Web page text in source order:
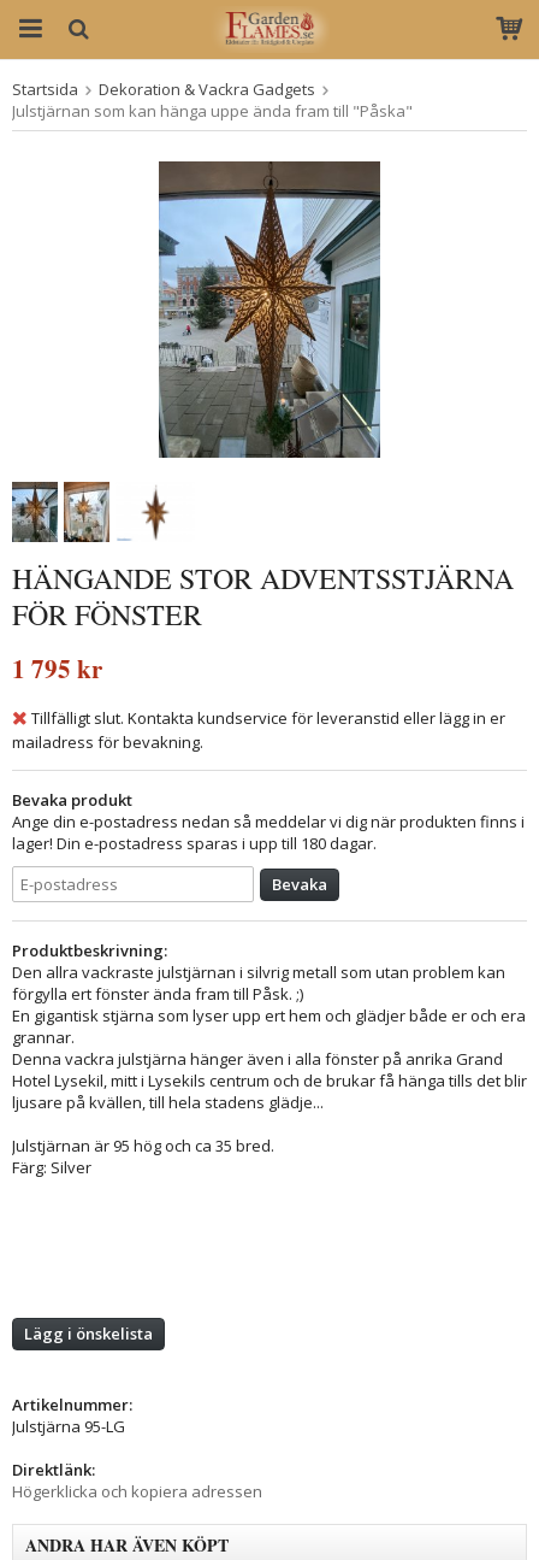
Produkten har blivit tillagd i varukorgen
Startsida
Dekoration & Vackra Gadgets
Julstjärnan som kan hänga uppe ända fram till "Påska"
HÄNGANDE STOR ADVENTSSTJÄRNA
FÖR FÖNSTER
1 795 kr
Tillfälligt slut. Kontakta kundservice för leveranstid eller lägg in er
mailadress för bevakning.
Bevaka produkt
Ange din e-postadress nedan så meddelar vi dig när produkten finns i
lager! Din e-postadress sparas i upp till 180 dagar.
Bevaka
Produktbeskrivning:
Den allra vackraste julstjärnan i silvrig metall som utan problem kan
förgylla ert fönster ända fram till Påsk. ;)
En gigantisk stjärna som lyser upp ert hem och glädjer både er och era
grannar.
Denna vackra julstjärna hänger även i alla fönster på anrika Grand
Hotel Lysekil, mitt i Lysekils centrum och de brukar få hänga tills det blir
ljusare på kvällen, till hela stadens glädje...
Julstjärnan är 95 hög och ca 35 bred.
Färg: Silver
Lägg i önskelista
Artikelnummer:
Julstjärna 95-LG
Direktlänk:
Högerklicka och kopiera adressen
ANDRA HAR ÄVEN KÖPT